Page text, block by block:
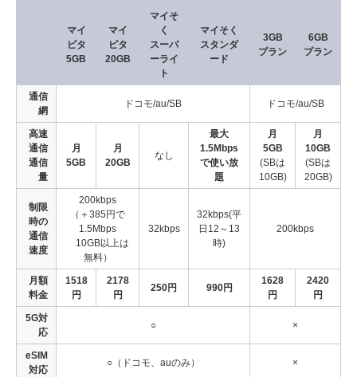
マイ
ピタ
5GB
マイ
ピタ
20GB
マイそ
く
スーパ
ーライ
ト
マイそく
スタンダ
ード
3GB
プラン
6GB
プラン
通信
網
ドコモ/au/SB ドコモ/au/SB
高速
通信
通信
量
月
5GB
月
20GB
なし
最大
1.5Mbps
で使い放
題
月
5GB
(SBは
10GB)
月
10GB
(SBは
20GB)
制限
時の
通信
速度
200kbps
（＋385円で
1.5Mbps
10GB以上は
無料）
32kbps
32kbps(平
日12～13
時)
200kbps
月額
料金
1518
円
2178
円
250円 990円
1628
円
2420
円
5G対
応
○ ×
eSIM
対応
○（ドコモ、auのみ） ×